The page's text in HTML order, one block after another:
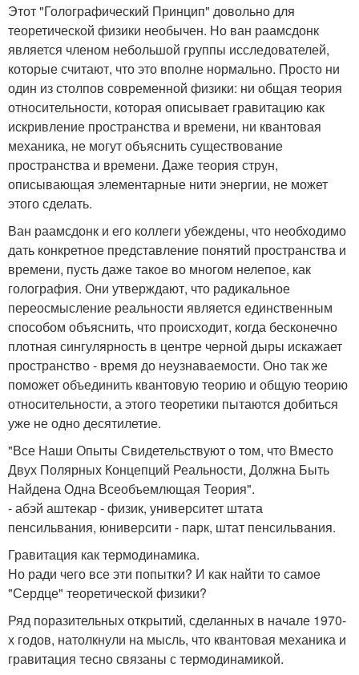
Этот "Голографический Принцип" довольно для
теоретической физики необычен. Но ван раамсдонк
является членом небольшой группы исследователей,
которые считают, что это вполне нормально. Просто ни
один из столпов современной физики: ни общая теория
относительности, которая описывает гравитацию как
искривление пространства и времени, ни квантовая
механика, не могут объяснить существование
пространства и времени. Даже теория струн,
описывающая элементарные нити энергии, не может
этого сделать.
Ван раамсдонк и его коллеги убеждены, что необходимо
дать конкретное представление понятий пространства и
времени, пусть даже такое во многом нелепое, как
голография. Они утверждают, что радикальное
переосмысление реальности является единственным
способом объяснить, что происходит, когда бесконечно
плотная сингулярность в центре черной дыры искажает
пространство - время до неузнаваемости. Оно так же
поможет объединить квантовую теорию и общую теорию
относительности, а этого теоретики пытаются добиться
уже не одно десятилетие.
"Все Наши Опыты Свидетельствуют о том, что Вместо
Двух Полярных Концепций Реальности, Должна Быть
Найдена Одна Всеобъемлющая Теория".
- абэй аштекар - физик, университет штата
пенсильвания, юниверсити - парк, штат пенсильвания.
Гравитация как термодинамика.
Но ради чего все эти попытки? И как найти то самое
"Сердце" теоретической физики?
Ряд поразительных открытий, сделанных в начале 1970-
х годов, натолкнули на мысль, что квантовая механика и
гравитация тесно связаны с термодинамикой.